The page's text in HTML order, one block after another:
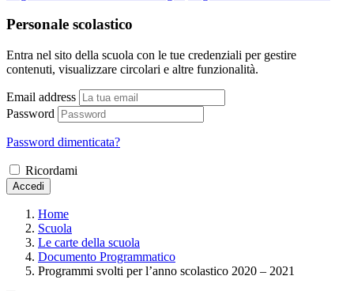
Personale scolastico
Entra nel sito della scuola con le tue credenziali per gestire
contenuti, visualizzare circolari e altre funzionalità.
Email address
Password
Password dimenticata?
Ricordami
Accedi
Home
Scuola
Le carte della scuola
Documento Programmatico
Programmi svolti per l’anno scolastico 2020 – 2021